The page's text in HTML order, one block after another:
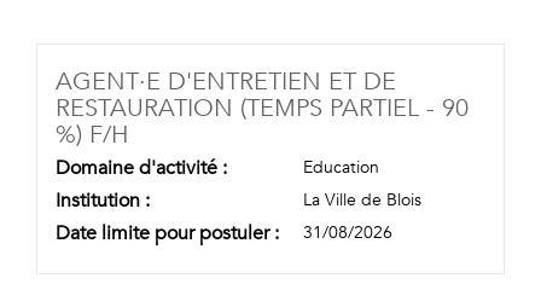
AGENT·E D'ENTRETIEN ET DE
RESTAURATION (TEMPS PARTIEL - 90
%) F/H
Domaine d'activité : Education
Institution : La Ville de Blois
Date limite pour postuler : 31/08/2026